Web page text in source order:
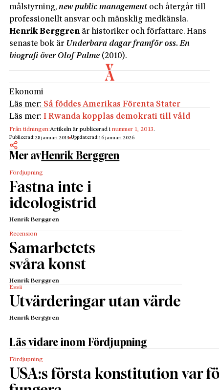
målstyrning,new public management och återgår till
professionellt ansvar och mänsklig medkänsla.
Henrik Berggren är historiker och författare. Hans
senaste bok är Underbara dagar framför oss. En
biografi över Olof Palme (2010).
Ekonomi
Läs mer: Så föddes Amerikas Förenta Stater
Läs mer:I Rwanda kopplas demokrati till våld
Från tidningen:Artikeln är publicerad inummer 1, 2013.
Publicerad:28 januari 2013 Uppdaterad:16 januari 2026
Mer avHenrik Berggren
Fördjupning
Fastna inte i
ideologistrid
Henrik Berggren
Recension
Samarbetets
svåra konst
Henrik Berggren
Essä
Utvärderingar utan värde
Henrik Berggren
Läs vidare inom Fördjupning
Fördjupning
USA:s första konstitution var